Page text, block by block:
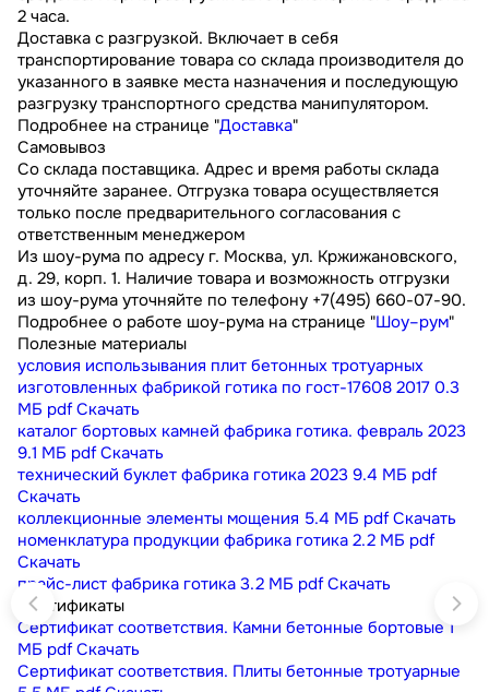
2 часа.
Доставка с разгрузкой. Включает в себя
транспортирование товара со склада производителя до
указанного в заявке места назначения и последующую
разгрузку транспортного средства манипулятором.
Подробнее на странице "Доставка"
Самовывоз
Со склада поставщика. Адрес и время работы склада
уточняйте заранее. Отгрузка товара осуществляется
только после предварительного согласования с
ответственным менеджером
Из шоу-рума по адресу г. Москва, ул. Кржижановского,
д. 29, корп. 1. Наличие товара и возможность отгрузки
из шоу-рума уточняйте по телефону +7(495) 660-07-90.
Подробнее о работе шоу-рума на странице "Шоу–рум"
Полезные материалы
условия использывания плит бетонных тротуарных
изготовленных фабрикой готика по гост-17608 2017 0.3
МБ pdf Скачать
каталог бортовых камней фабрика готика. февраль 2023
9.1 МБ pdf Скачать
технический буклет фабрика готика 2023 9.4 МБ pdf
Скачать
коллекционные элементы мощения 5.4 МБ pdf Скачать
номенклатура продукции фабрика готика 2.2 МБ pdf
Скачать
прайс-лист фабрика готика 3.2 МБ pdf Скачать
Сертификаты
Сертификат соответствия. Камни бетонные бортовые 1
МБ pdf Скачать
Сертификат соответствия. Плиты бетонные тротуарные